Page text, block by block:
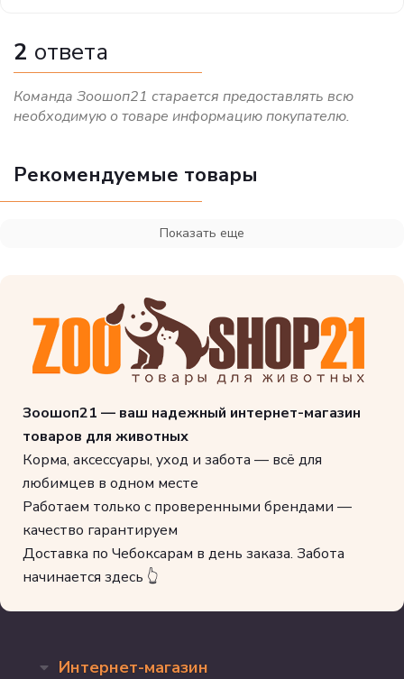
2 ответа
Команда Зоошоп21 старается предоставлять всю
необходимую о товаре информацию покупателю.
Рекомендуемые товары
Показать еще
Зоошоп21 — ваш надежный интернет-магазин
товаров для животных
Корма, аксессуары, уход и забота — всё для
любимцев в одном месте
Работаем только с проверенными брендами —
качество гарантируем
Доставка по Чебоксарам в день заказа. Забота
начинается здесь 👆
Интернет-магазин